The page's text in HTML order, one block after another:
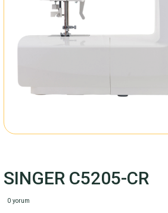
SINGER C5205-CR
0 yorum